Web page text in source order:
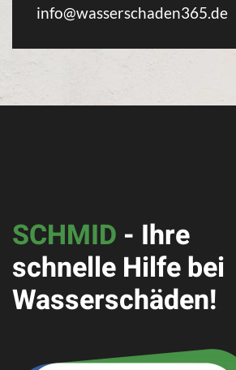
info@wasserschaden365.de
SCHMID - Ihre
schnelle Hilfe bei
Wasserschäden!